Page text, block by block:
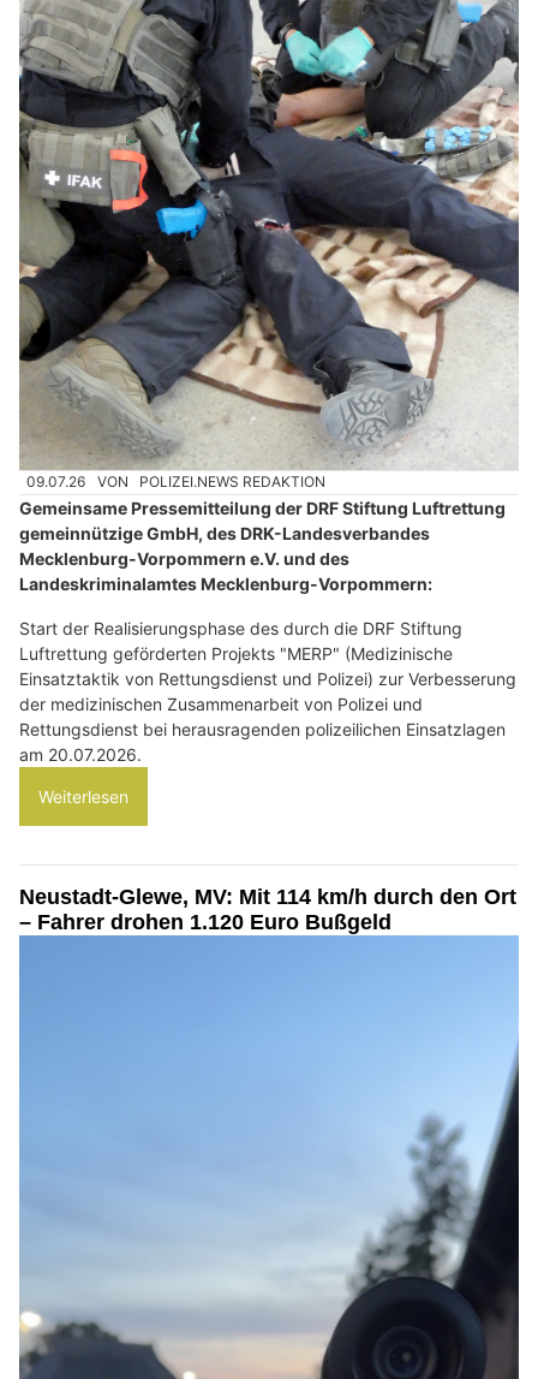
09.07.26 VON POLIZEI.NEWS REDAKTION
Gemeinsame Pressemitteilung der DRF Stiftung Luftrettung
gemeinnützige GmbH, des DRK-Landesverbandes
Mecklenburg-Vorpommern e.V. und des
Landeskriminalamtes Mecklenburg-Vorpommern:
Start der Realisierungsphase des durch die DRF Stiftung
Luftrettung geförderten Projekts "MERP" (Medizinische
Einsatztaktik von Rettungsdienst und Polizei) zur Verbesserung
der medizinischen Zusammenarbeit von Polizei und
Rettungsdienst bei herausragenden polizeilichen Einsatzlagen
am 20.07.2026.
Weiterlesen
Neustadt-Glewe, MV: Mit 114 km/h durch den Ort
– Fahrer drohen 1.120 Euro Bußgeld